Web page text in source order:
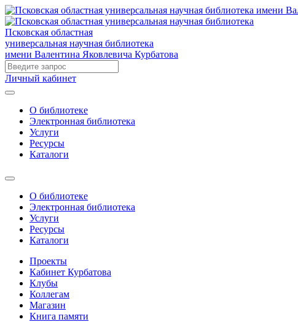
Псковская областная
универсальная научная библиотека
имени Валентина Яковлевича Курбатова
Личный кабинет
О библиотеке
Электронная библиотека
Услуги
Ресурсы
Каталоги
О библиотеке
Электронная библиотека
Услуги
Ресурсы
Каталоги
Проекты
Кабинет Курбатова
Клубы
Коллегам
Магазин
Книга памяти